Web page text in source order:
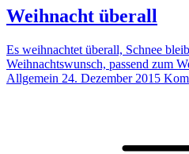
Weihnacht überall
Es weihnachtet überall, Schnee
Weihnachtswunsch, passend zum
Allgemein 24. Dezember 2015